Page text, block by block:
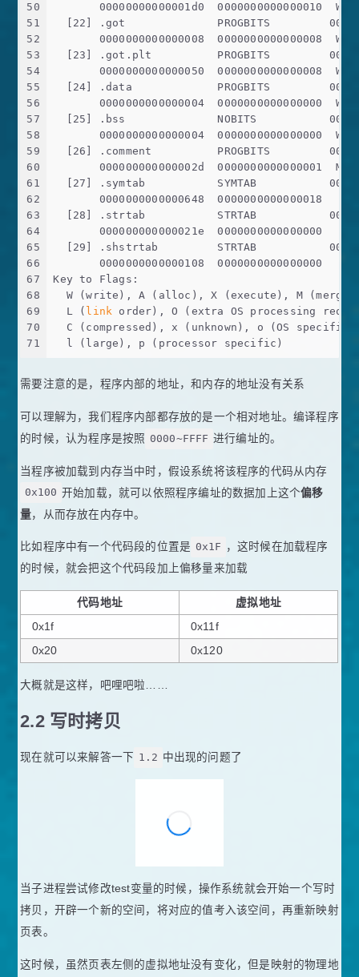
50
51
52
53
54
55
56
57
58
59
60
61
62
63
64
65
66
67
68
69
70
71
00000000000001d0  0000000000000010  WA
[22] .got              PROGBITS
0000000000000008  0000000000000008  WA
[23] .got.plt          PROGBITS
0000000000000050  0000000000000008  WA
[24] .data             PROGBITS
0000000000000004  0000000000000000  WA
[25] .bss              NOBITS
0000000000000004  0000000000000000  WA
[26] .comment          PROGBITS
000000000000002d  0000000000000001  MS
[27] .symtab           SYMTAB
0000000000000648  0000000000000018
[28] .strtab           STRTAB
000000000000021e  0000000000000000
[29] .shstrtab         STRTAB
0000000000000108  0000000000000000
Key to Flags:
W (write), A (alloc), X (execute), M
  L (
link order), O (extra OS processing
C (compressed), x (unknown), o (OS
  l (large), p (processor specific)
需要注意的是，程序内部的地址，和内存的地址没有关系
可以理解为，我们程序内部都存放的是一个相对地址。编译程序
的时候，认为程序是按照 0000~FFFF 进行编址的。
当程序被加载到内存当中时，假设系统将该程序的代码从内存
0x100 开始加载，就可以依照程序编址的数据加上这个偏移
量，从而存放在内存中。
比如程序中有一个代码段的位置是 0x1F ，这时候在加载程序
的时候，就会把这个代码段加上偏移量来加载
代码地址
虚拟地址
0x1f
0x11f
0x20
0x120
大概就是这样，吧哩吧啦……
2.2 写时拷贝
现在就可以来解答一下 1.2 中出现的问题了
当子进程尝试修改test变量的时候，操作系统就会开始一个写时
拷贝，开辟一个新的空间，将对应的值考入该空间，再重新映射
页表。
这时候，虽然页表左侧的虚拟地址没有变化，但是映射的物理地